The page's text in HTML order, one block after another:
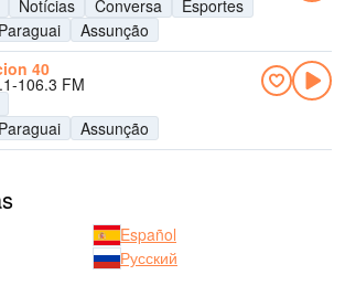
Notícias Conversa
Esportes
Paraguai
Assunção
40
106.3 FM
Paraguai
Assunção
Español
Русский